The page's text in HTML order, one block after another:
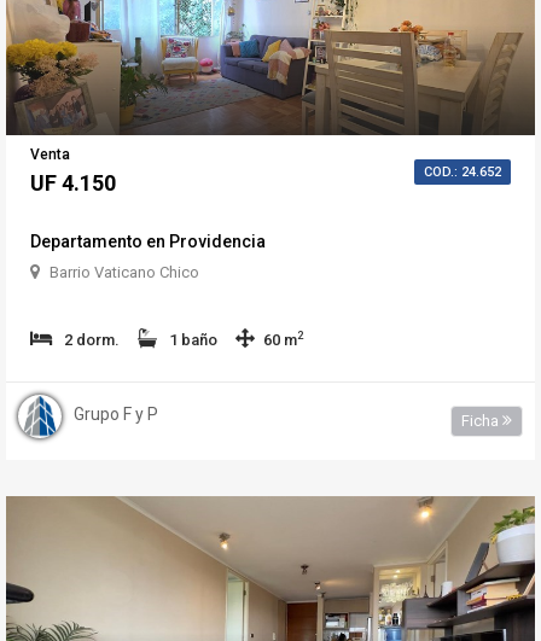
COD.: 24.652
Venta
UF 4.150
Departamento en Providencia
Barrio Vaticano Chico
2 dorm. 1 baño 60 m2
Grupo F y P Ficha